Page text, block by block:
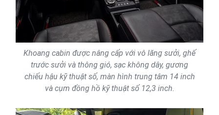
Khoang cabin được nâng cấp với vô lăng sưởi, ghế
trước sưởi và thông gió, sạc không dây, gương
chiếu hậu kỹ thuật số, màn hình trung tâm 14 inch
và cụm đồng hồ kỹ thuật số 12,3 inch.